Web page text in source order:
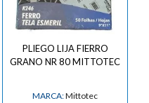
PLIEGO LIJA FIERRO
GRANO NR 80 MITTOTEC
MARCA:Mittotec